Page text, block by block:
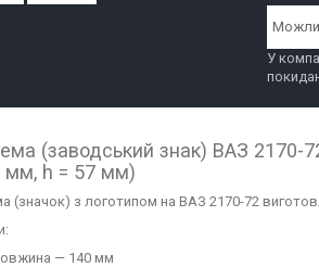
У
(заводський знак) ВАЗ 2170-
мм, h = 57 мм)
(значок) з логотипом на ВАЗ 2170-72
— 140 мм